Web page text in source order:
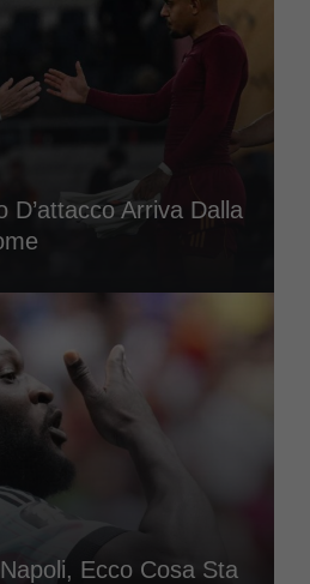
D’attacco Arriva Dalla
Ecco Cosa Sta